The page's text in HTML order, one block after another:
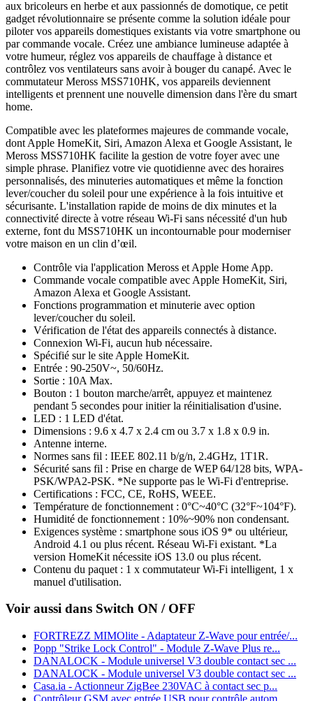
aux bricoleurs en herbe et aux passionnés de domotique, ce petit
gadget révolutionnaire se présente comme la solution idéale pour
piloter vos appareils domestiques existants via votre smartphone ou
par commande vocale. Créez une ambiance lumineuse adaptée à
votre humeur, réglez vos appareils de chauffage à distance et
contrôlez vos ventilateurs sans avoir à bouger du canapé. Avec le
commutateur Meross MSS710HK, vos appareils deviennent
intelligents et prennent une nouvelle dimension dans l'ère du smart
home.
Compatible avec les plateformes majeures de commande vocale,
dont Apple HomeKit, Siri, Amazon Alexa et Google Assistant, le
Meross MSS710HK facilite la gestion de votre foyer avec une
simple phrase. Planifiez votre vie quotidienne avec des horaires
personnalisés, des minuteries automatiques et même la fonction
lever/coucher du soleil pour une expérience à la fois intuitive et
sécurisante. L'installation rapide de moins de dix minutes et la
connectivité directe à votre réseau Wi-Fi sans nécessité d'un hub
externe, font du MSS710HK un incontournable pour moderniser
votre maison en un clin d’œil.
Contrôle via l'application Meross et Apple Home App.
Commande vocale compatible avec Apple HomeKit, Siri,
Amazon Alexa et Google Assistant.
Fonctions programmation et minuterie avec option
lever/coucher du soleil.
Vérification de l'état des appareils connectés à distance.
Connexion Wi-Fi, aucun hub nécessaire.
Spécifié sur le site Apple HomeKit.
Entrée : 90-250V~, 50/60Hz.
Sortie : 10A Max.
Bouton : 1 bouton marche/arrêt, appuyez et maintenez
pendant 5 secondes pour initier la réinitialisation d'usine.
LED : 1 LED d'état.
Dimensions : 9.6 x 4.7 x 2.4 cm ou 3.7 x 1.8 x 0.9 in.
Antenne interne.
Normes sans fil : IEEE 802.11 b/g/n, 2.4GHz, 1T1R.
Sécurité sans fil : Prise en charge de WEP 64/128 bits, WPA-
PSK/WPA2-PSK. *Ne supporte pas le Wi-Fi d'entreprise.
Certifications : FCC, CE, RoHS, WEEE.
Température de fonctionnement : 0°C~40°C (32°F~104°F).
Humidité de fonctionnement : 10%~90% non condensant.
Exigences système : smartphone sous iOS 9* ou ultérieur,
Android 4.1 ou plus récent. Réseau Wi-Fi existant. *La
version HomeKit nécessite iOS 13.0 ou plus récent.
Contenu du paquet : 1 x commutateur Wi-Fi intelligent, 1 x
manuel d'utilisation.
Voir aussi dans Switch ON / OFF
FORTREZZ MIMOlite - Adaptateur Z-Wave pour entrée/...
Popp "Strike Lock Control" - Module Z-Wave Plus re...
DANALOCK - Module universel V3 double contact sec ...
DANALOCK - Module universel V3 double contact sec ...
Casa.ia - Actionneur ZigBee 230VAC à contact sec p...
Contrôleur GSM avec entrée USB pour contrôle autom...